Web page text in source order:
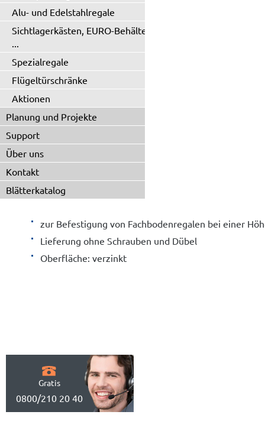
Alu- und Edelstahlregale
Sichtlagerkästen, EURO-Behälter
...
Spezialregale
Flügeltürschränke
Aktionen
Planung und Projekte
Support
Über uns
Kontakt
Blätterkatalog
zur Befestigung von Fachbodenregalen bei einer
Lieferung ohne Schrauben und Dübel
Oberfläche: verzinkt
Gratis
0800/210 20 40